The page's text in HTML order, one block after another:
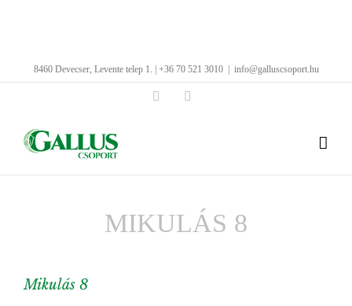
8460 Devecser, Levente telep 1. | +36 70 521 3010 info@galluscsoport.hu
Facebook
MIKULÁS 8
Mikulás 8